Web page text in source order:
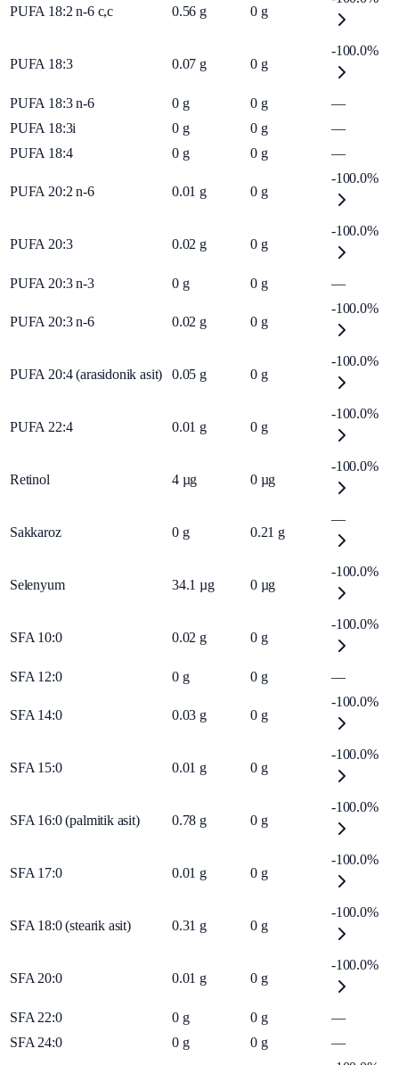
PUFA 18:2 n-6 c,c 0.56 g 0 g
PUFA 18:3 0.07 g 0 g
-100.0%
PUFA 18:3 n-6 0 g 0 g
—
PUFA 18:3i
0 g 0 g
—
PUFA 18:4
0 g 0 g —
PUFA 20:2 n-6 0.01 g 0 g
-100.0%
PUFA 20:3 0.02 g 0 g
-100.0%
PUFA 20:3 n-3 0 g 0 g —
PUFA 20:3 n-6 0.02 g 0 g
-100.0%
PUFA 20:4 (arasidonik asit) 0.05 g 0 g
-100.0%
PUFA 22:4 0.01 g 0 g
-100.0%
Retinol 4 µg 0 µg
-100.0%
Sakkaroz 0 g 0.21 g
—
Selenyum 34.1 µg 0 µg
-100.0%
SFA 10:0 0.02 g 0 g
-100.0%
SFA 12:0 0 g 0 g —
SFA 14:0 0.03 g 0 g
-100.0%
SFA 15:0 0.01 g 0 g
-100.0%
SFA 16:0 (palmitik asit) 0.78 g 0 g
-100.0%
SFA 17:0 0.01 g 0 g
-100.0%
SFA 18:0 (stearik asit) 0.31 g 0 g
-100.0%
SFA 20:0 0.01 g 0 g
-100.0%
SFA 22:0 0 g 0 g
—
SFA 24:0
0 g 0 g —